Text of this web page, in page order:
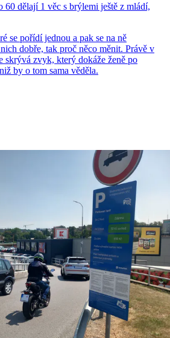
dělají 1 věc s brýlemi ještě z mládí,
se pořídí jednou a pak se na ně
dobře, tak proč něco měnit. Právě v
skrývá zvyk, který dokáže ženě po
by o tom sama věděla.